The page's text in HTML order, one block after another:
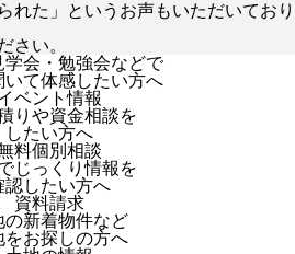
れた」というお声もいただいており
さい。
学会・勉強会などで
いて体感したい方へ
ベント情報
りや資金相談を
したい方へ
料個別相談
じっくり情報を
認したい方へ
資料請求
の新着物件など
をお探しの方へ